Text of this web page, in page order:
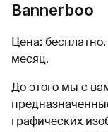
Bannerboo
Цена:
месяц.
До этого мы с
графических